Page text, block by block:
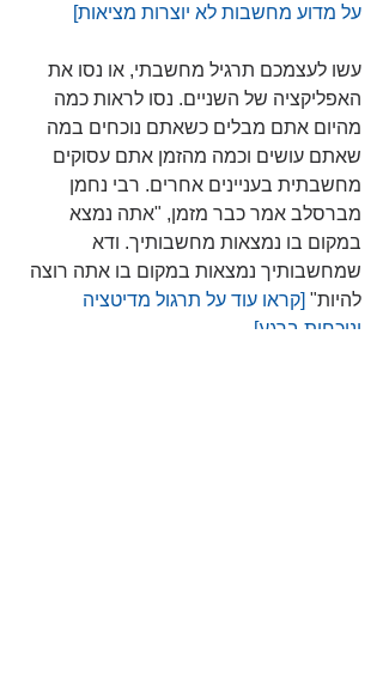
על מדוע מחשבות לא יוצרות מציאות]
עשו לעצמכם תרגיל מחשבתי, או נסו את
האפליקציה של השניים. נסו לראות כמה
מהיום אתם מבלים כשאתם נוכחים במה
שאתם עושים וכמה מהזמן אתם עסוקים
מחשבתית בעניינים אחרים. רבי נחמן
מברסלב אמר כבר מזמן, "אתה נמצא
במקום בו נמצאות מחשבותיך. ודא
שמחשבותיך נמצאות במקום בו אתה רוצה
להיות" [קראו עוד על תרגול מדיטציה
ונוכחות ברגע]